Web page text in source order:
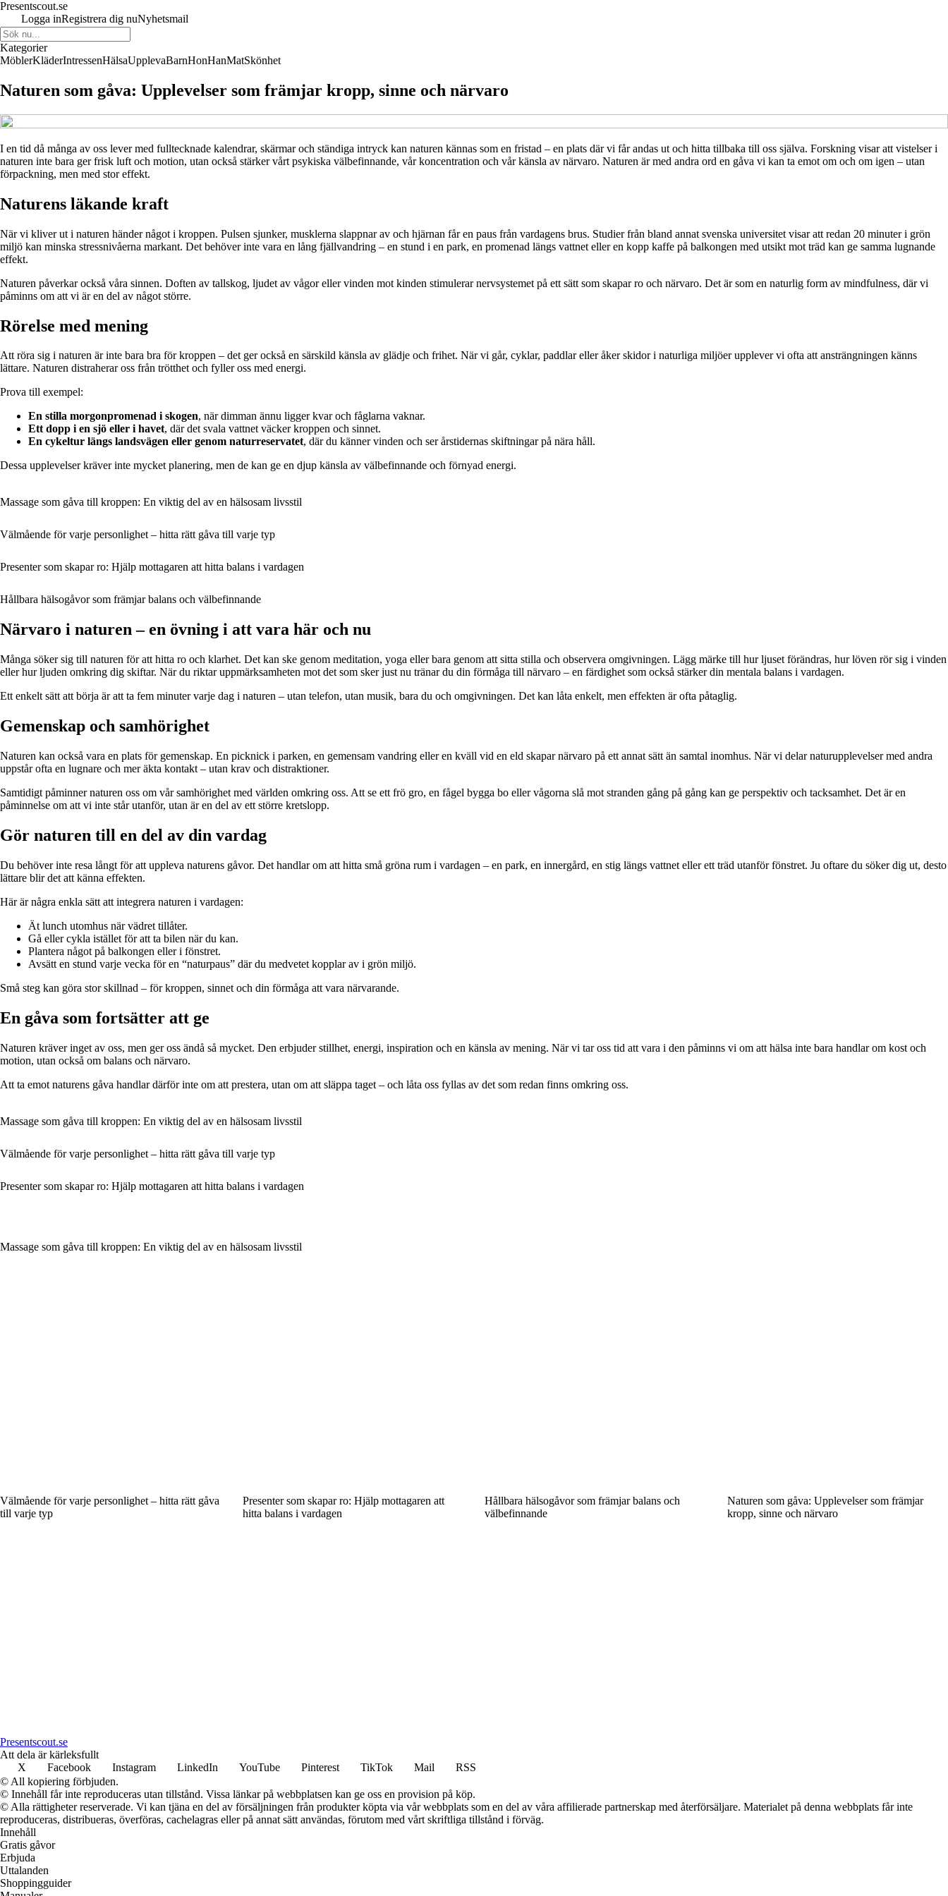
Presentscout.se
Logga inRegistrera dig nuNyhetsmail
Kategorier
MöblerKläderIntressenHälsaUpplevaBarnHonHanMatSkönhet
Naturen som gåva: Upplevelser som främjar kropp, sinne och närvaro
I en tid då många av oss lever med fulltecknade kalendrar, skärmar och ständiga intryck kan naturen kännas som en fristad – en plats där vi får andas ut och hitta tillbaka till oss själva. Forskning visar att vistelser i
naturen inte bara ger frisk luft och motion, utan också stärker vårt psykiska välbefinnande, vår koncentration och vår känsla av närvaro. Naturen är med andra ord en gåva vi kan ta emot om och om igen – utan
förpackning, men med stor effekt.
Naturens läkande kraft
När vi kliver ut i naturen händer något i kroppen. Pulsen sjunker, musklerna slappnar av och hjärnan får en paus från vardagens brus. Studier från bland annat svenska universitet visar att redan 20 minuter i grön
miljö kan minska stressnivåerna markant. Det behöver inte vara en lång fjällvandring – en stund i en park, en promenad längs vattnet eller en kopp kaffe på balkongen med utsikt mot träd kan ge samma lugnande
effekt.
Naturen påverkar också våra sinnen. Doften av tallskog, ljudet av vågor eller vinden mot kinden stimulerar nervsystemet på ett sätt som skapar ro och närvaro. Det är som en naturlig form av mindfulness, där vi
påminns om att vi är en del av något större.
Rörelse med mening
Att röra sig i naturen är inte bara bra för kroppen – det ger också en särskild känsla av glädje och frihet. När vi går, cyklar, paddlar eller åker skidor i naturliga miljöer upplever vi ofta att ansträngningen känns
lättare. Naturen distraherar oss från trötthet och fyller oss med energi.
Prova till exempel:
En stilla morgonpromenad i skogen, när dimman ännu ligger kvar och fåglarna vaknar.
Ett dopp i en sjö eller i havet, där det svala vattnet väcker kroppen och sinnet.
En cykeltur längs landsvägen eller genom naturreservatet, där du känner vinden och ser årstidernas skiftningar på nära håll.
Dessa upplevelser kräver inte mycket planering, men de kan ge en djup känsla av välbefinnande och förnyad energi.
Massage som gåva till kroppen: En viktig del av en hälsosam livsstil
Välmående för varje personlighet – hitta rätt gåva till varje typ
Presenter som skapar ro: Hjälp mottagaren att hitta balans i vardagen
Hållbara hälsogåvor som främjar balans och välbefinnande
Närvaro i naturen – en övning i att vara här och nu
Många söker sig till naturen för att hitta ro och klarhet. Det kan ske genom meditation, yoga eller bara genom att sitta stilla och observera omgivningen. Lägg märke till hur ljuset förändras, hur löven rör sig i vinden
eller hur ljuden omkring dig skiftar. När du riktar uppmärksamheten mot det som sker just nu tränar du din förmåga till närvaro – en färdighet som också stärker din mentala balans i vardagen.
Ett enkelt sätt att börja är att ta fem minuter varje dag i naturen – utan telefon, utan musik, bara du och omgivningen. Det kan låta enkelt, men effekten är ofta påtaglig.
Gemenskap och samhörighet
Naturen kan också vara en plats för gemenskap. En picknick i parken, en gemensam vandring eller en kväll vid en eld skapar närvaro på ett annat sätt än samtal inomhus. När vi delar naturupplevelser med andra
uppstår ofta en lugnare och mer äkta kontakt – utan krav och distraktioner.
Samtidigt påminner naturen oss om vår samhörighet med världen omkring oss. Att se ett frö gro, en fågel bygga bo eller vågorna slå mot stranden gång på gång kan ge perspektiv och tacksamhet. Det är en
påminnelse om att vi inte står utanför, utan är en del av ett större kretslopp.
Gör naturen till en del av din vardag
Du behöver inte resa långt för att uppleva naturens gåvor. Det handlar om att hitta små gröna rum i vardagen – en park, en innergård, en stig längs vattnet eller ett träd utanför fönstret. Ju oftare du söker dig ut, desto
lättare blir det att känna effekten.
Här är några enkla sätt att integrera naturen i vardagen:
Ät lunch utomhus när vädret tillåter.
Gå eller cykla istället för att ta bilen när du kan.
Plantera något på balkongen eller i fönstret.
Avsätt en stund varje vecka för en “naturpaus” där du medvetet kopplar av i grön miljö.
Små steg kan göra stor skillnad – för kroppen, sinnet och din förmåga att vara närvarande.
En gåva som fortsätter att ge
Naturen kräver inget av oss, men ger oss ändå så mycket. Den erbjuder stillhet, energi, inspiration och en känsla av mening. När vi tar oss tid att vara i den påminns vi om att hälsa inte bara handlar om kost och
motion, utan också om balans och närvaro.
Att ta emot naturens gåva handlar därför inte om att prestera, utan om att släppa taget – och låta oss fyllas av det som redan finns omkring oss.
Massage som gåva till kroppen: En viktig del av en hälsosam livsstil
Välmående för varje personlighet – hitta rätt gåva till varje typ
Presenter som skapar ro: Hjälp mottagaren att hitta balans i vardagen
Massage som gåva till kroppen: En viktig del av en hälsosam livsstil
Välmående för varje personlighet – hitta rätt gåva
till varje typ
Presenter som skapar ro: Hjälp mottagaren att
hitta balans i vardagen
Hållbara hälsogåvor som främjar balans och
välbefinnande
Naturen som gåva: Upplevelser som främjar
kropp, sinne och närvaro
Presentscout.se
Att dela är kärleksfullt
X
Facebook Instagram LinkedIn YouTube Pinterest TikTok Mail
RSS
© All kopiering förbjuden.
© Innehåll får inte reproduceras utan tillstånd. Vissa länkar på webbplatsen kan ge oss en provision på köp.
© Alla rättigheter reserverade. Vi kan tjäna en del av försäljningen från produkter köpta via vår webbplats som en del av våra affilierade partnerskap med återförsäljare. Materialet på denna webbplats får inte
reproduceras, distribueras, överföras, cachelagras eller på annat sätt användas, förutom med vårt skriftliga tillstånd i förväg.
Innehåll
Gratis gåvor
Erbjuda
Uttalanden
Shoppingguider